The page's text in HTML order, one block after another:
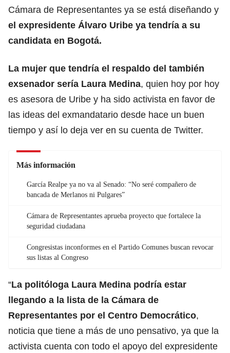
Cámara de Representantes ya se está diseñando y
el expresidente Álvaro Uribe ya tendría a su
candidata en Bogotá.
La mujer que tendría el respaldo del también
exsenador sería Laura Medina, quien hoy por hoy
es asesora de Uribe y ha sido activista en favor de
las ideas del exmandatario desde hace un buen
tiempo y así lo deja ver en su cuenta de Twitter.
Más información
García Realpe ya no va al Senado: “No seré compañero de
bancada de Merlanos ni Pulgares”
Cámara de Representantes aprueba proyecto que fortalece la
seguridad ciudadana
Congresistas inconformes en el Partido Comunes buscan revocar
sus listas al Congreso
“La politóloga Laura Medina podría estar
llegando a la lista de la Cámara de
Representantes por el Centro Democrático,
noticia que tiene a más de uno pensativo, ya que la
activista cuenta con todo el apoyo del expresidente